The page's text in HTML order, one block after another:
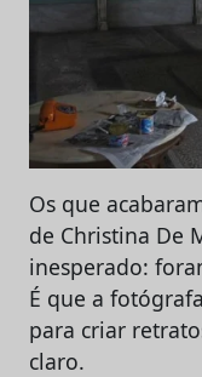
Os que
de Christina De
inesperado:
É que a
para criar
claro.